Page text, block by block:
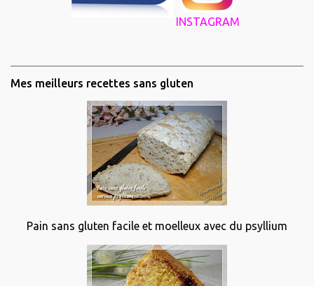
INSTAGRAM
Mes meilleurs recettes sans gluten
Pain sans gluten facile et moelleux avec du psyllium